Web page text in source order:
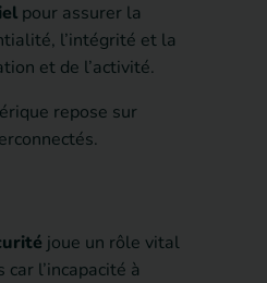
pour assurer la
l’intégrité et la
et de l’activité.
repose sur
joue un rôle vital
l’incapacité à